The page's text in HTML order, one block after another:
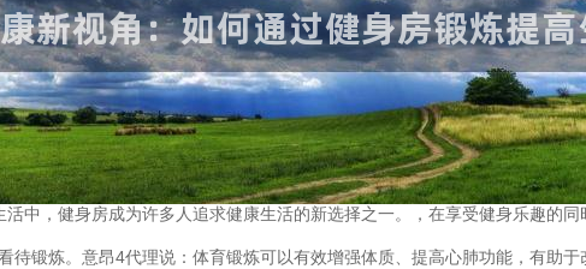
活中，健身房成为许多人追求健康生活的新选择之一。，在享受健身乐趣
待锻炼。意昂4代理说：体育锻炼可以有效增强体质、提高心肺功能，有助